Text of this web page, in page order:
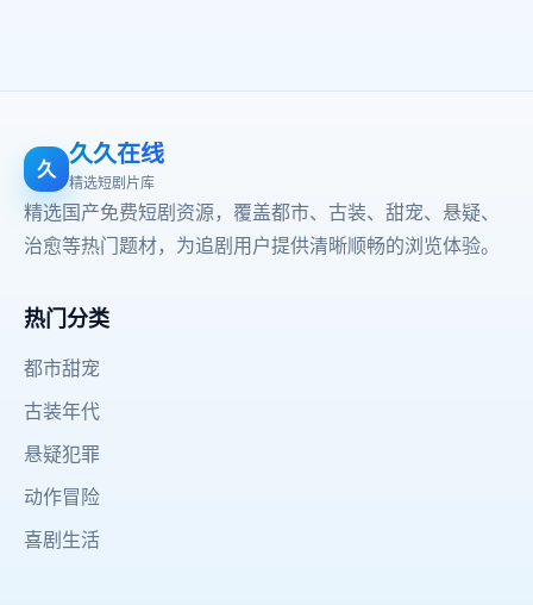
久 久久在线
精选短剧片库
精选国产免费短剧资源，覆盖都市、古装、甜宠、悬疑、
治愈等热门题材，为追剧用户提供清晰顺畅的浏览体验。
热门分类
都市甜宠
古装年代
悬疑犯罪
动作冒险
喜剧生活